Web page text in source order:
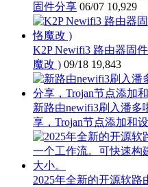
固件分享 06/07 10,929
K2P Newifi3 路由器固
魔改 ) 09/18 19,843
新路由newifi3刷入潘多
享，Trojan节点添加和
2025年全新的开源软路